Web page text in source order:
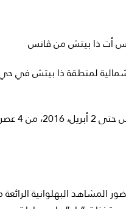
أت ذا بيتش من ڤانس
لمنطقة ذا بيتش في
المشاهد البهلوانية